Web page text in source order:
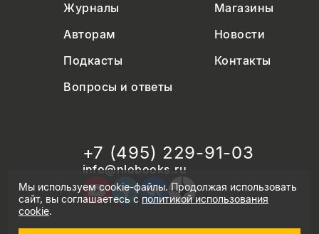
Журналы
Магазины
Авторам
Новости
Подкасты
Контакты
Вопросы и ответы
+7 (495) 229-91-03
info@nlobooks.ru
Мы используем cookie-файлы. Продолжая использовать
сайт, вы соглашаетесь сполитикой использования
cookie.